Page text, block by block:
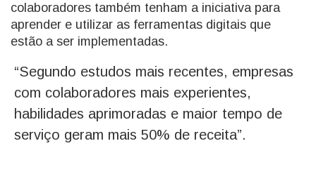
colaboradores também tenham a iniciativa para
aprender e utilizar as ferramentas digitais que
estão a ser implementadas.
“Segundo estudos mais recentes, empresas
com colaboradores mais experientes,
habilidades aprimoradas e maior tempo de
serviço geram mais 50% de receita”.